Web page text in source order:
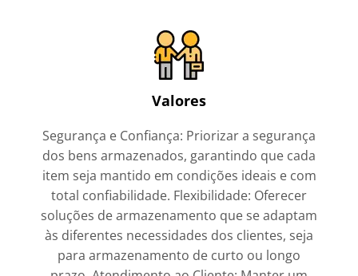
Valores
Segurança e Confiança: Priorizar a segurança
dos bens armazenados, garantindo que cada
item seja mantido em condições ideais e com
total confiabilidade. Flexibilidade: Oferecer
soluções de armazenamento que se adaptam
às diferentes necessidades dos clientes, seja
para armazenamento de curto ou longo